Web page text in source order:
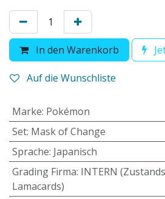
In den Warenkorb
Auf die Wunschliste
Marke: Pokémon
Set: Mask of Change
Sprache: Japanisch
Grading Firma: INTERN
Lamacards)